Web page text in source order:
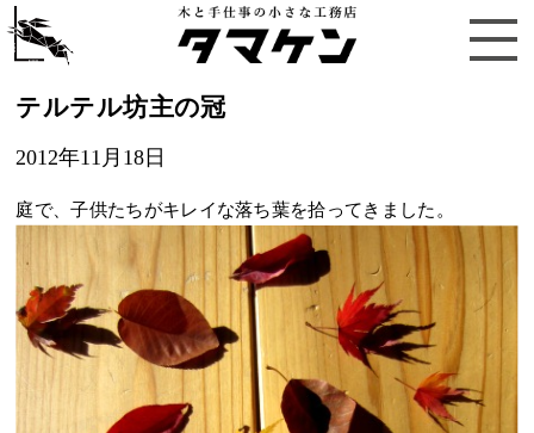
テルテル坊主の冠
2012年11月18日
庭で、子供たちがキレイな落ち葉を拾ってきました。